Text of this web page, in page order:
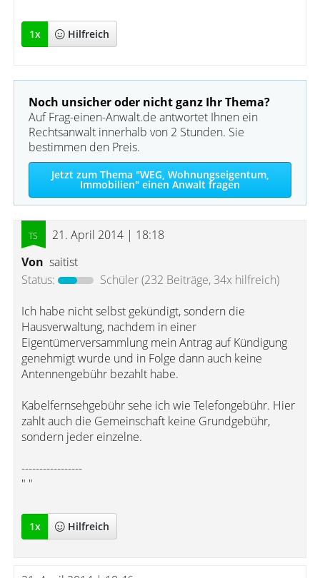
1x Hilfreich
Noch unsicher oder nicht ganz Ihr Thema?
Auf Frag-einen-Anwalt.de antwortet Ihnen ein
Rechtsanwalt innerhalb von 2 Stunden. Sie
bestimmen den Preis.
Jetzt zum Thema "WEG, Wohnungseigentum,
Immobilien" einen Anwalt fragen
21. April 2014 | 18:18
Von saitist
Status:
Schüler(232 Beiträge, 34x hilfreich)
Ich habe nicht selbst gekündigt, sondern die
Hausverwaltung, nachdem in einer
Eigentümerversammlung mein Antrag auf Kündigung
genehmigt wurde und in Folge dann auch keine
Antennengebühr bezahlt habe.
Kabelfernsehgebühr sehe ich wie Telefongebühr. Hier
zahlt auch die Gemeinschaft keine Grundgebühr,
sondern jeder einzelne.
-----------------
" "
1x Hilfreich